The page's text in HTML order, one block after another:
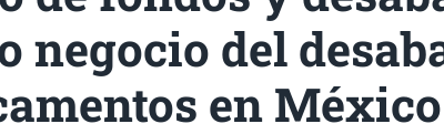
negocio del
en México